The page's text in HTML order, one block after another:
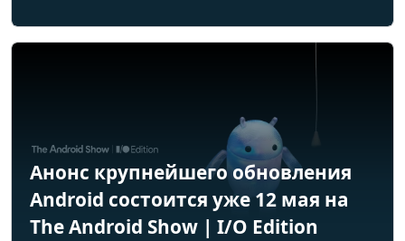
Анонс крупнейшего обновления
Android состоится уже 12 мая на
The Android Show | I/O Edition